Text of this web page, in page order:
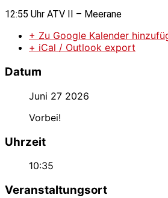
12:55 Uhr ATV II – Meerane
+ Zu Google Kalender
+ iCal / Outlook export
Datum
Juni 27 2026
Vorbei!
Uhrzeit
10:35
Veranstaltungsort